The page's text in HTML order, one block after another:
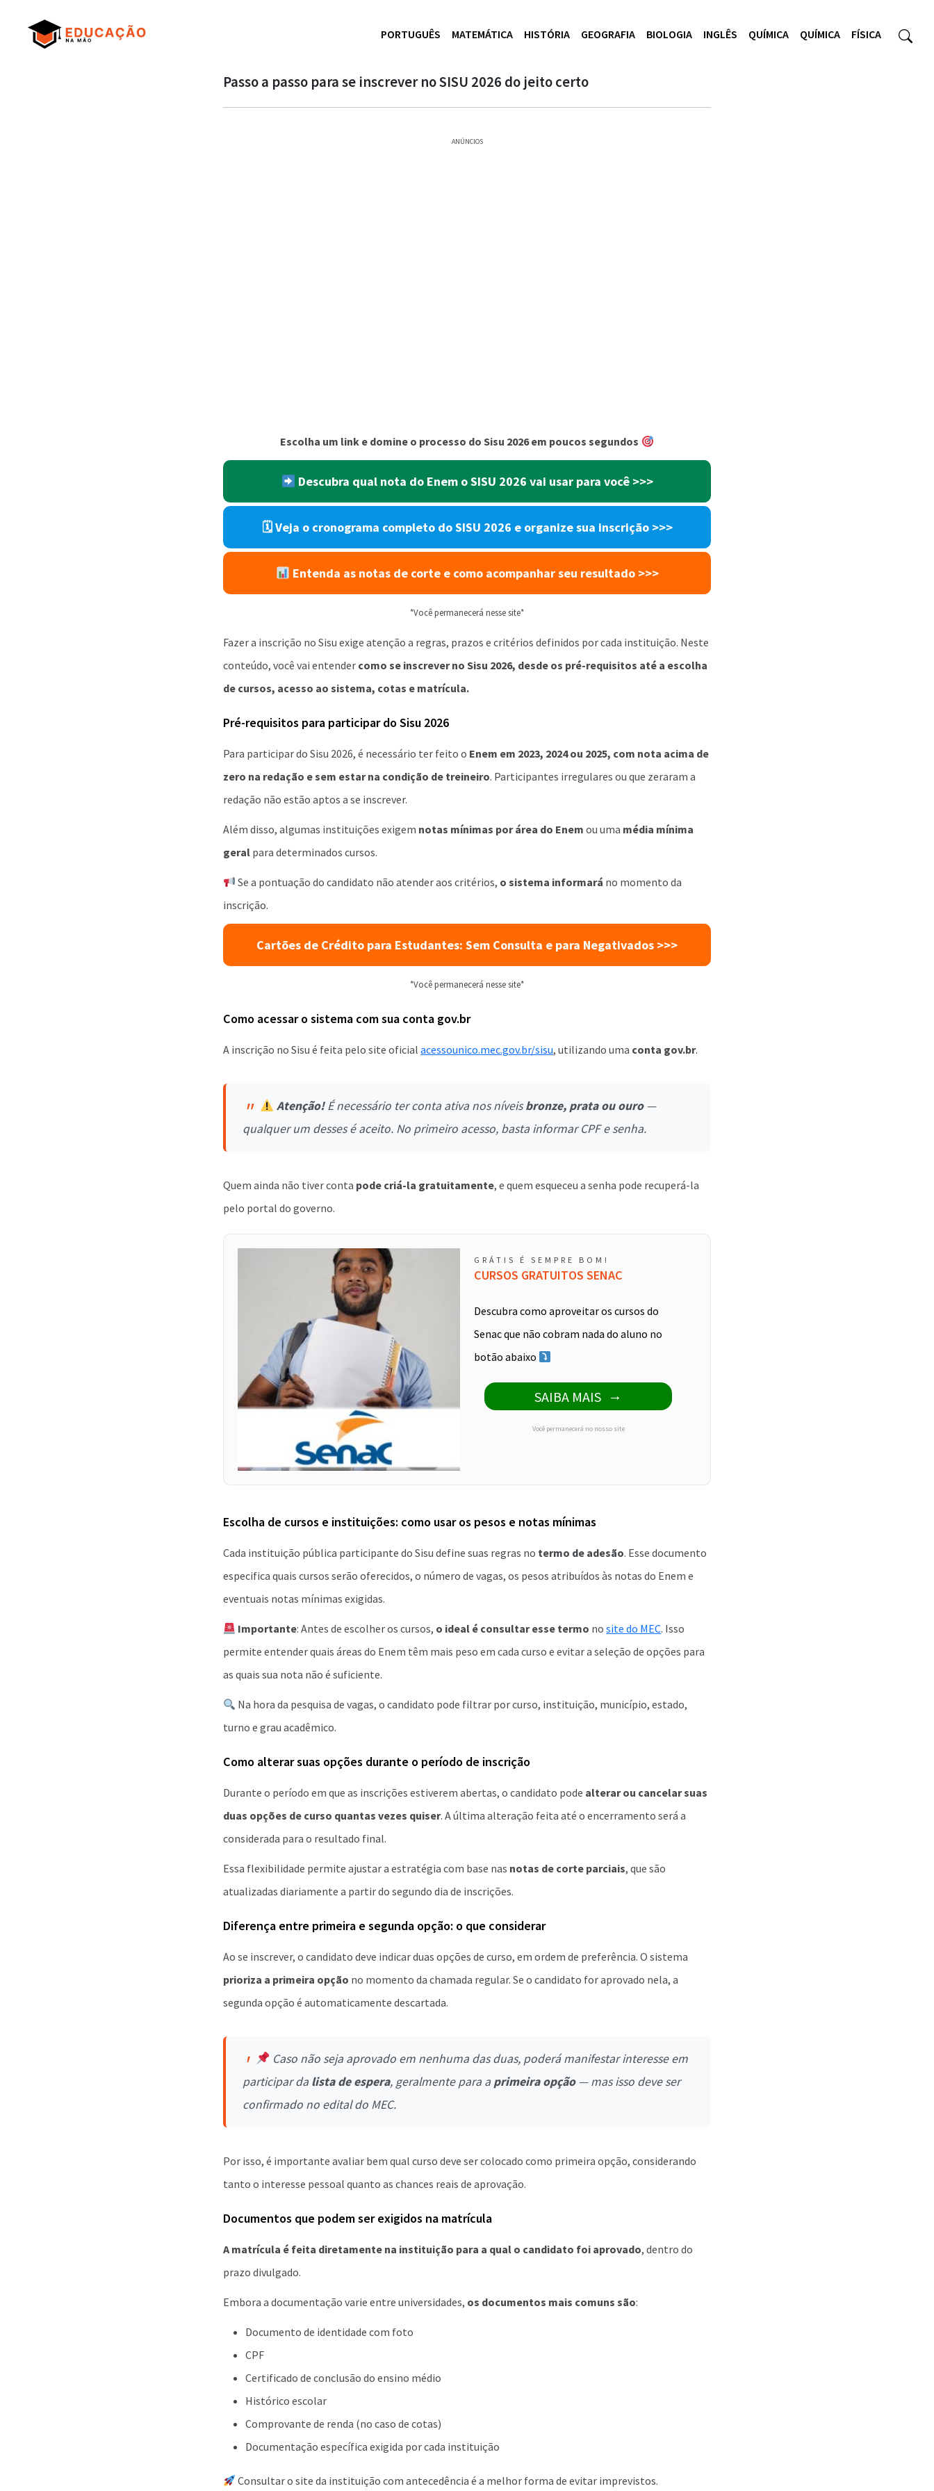
PORTUGUÊS MATEMÁTICA HISTÓRIA GEOGRAFIA BIOLOGIA INGLÊS QUÍMICA QUÍMICA FÍSICA
Passo a passo para se inscrever no SISU 2026 do jeito certo
ANÚNCIOS
Escolha um link e domine o processo do Sisu 2026 em poucos segundos
Descubra qual nota do Enem o SISU 2026 vai usar para você>>>
🗓 Veja o cronograma completo do SISU 2026 e organize sua inscrição>>>
Entenda as notas de corte e como acompanhar seu resultado>>>
*Você permanecerá nesse site*
Fazer a inscrição no Sisu exige atenção a regras, prazos e critérios definidos por cada instituição. Neste
conteúdo, você vai entender como se inscrever no Sisu 2026, desde os pré-requisitos até a escolha
de cursos, acesso ao sistema, cotas e matrícula.
Pré-requisitos para participar do Sisu 2026
Para participar do Sisu 2026, é necessário ter feito o Enem em 2023, 2024 ou 2025, com nota acima de
zero na redação e sem estar na condição de treineiro. Participantes irregulares ou que zeraram a
redação não estão aptos a se inscrever.
Além disso, algumas instituições exigem notas mínimas por área do Enem ou uma média mínima
geral para determinados cursos.
Se a pontuação do candidato não atender aos critérios, o sistema informará no momento da
inscrição.
Cartões de Crédito para Estudantes: Sem Consulta e para Negativados >>>
*Você permanecerá nesse site*
Como acessar o sistema com sua conta gov.br
A inscrição no Sisu é feita pelo site oficial acessounico.mec.gov.br/sisu, utilizando uma conta gov.br.
Atenção!É necessário ter conta ativa nos níveisbronze, prata ou ouro—
qualquer um desses é aceito. No primeiro acesso, basta informar CPF e senha.
Quem ainda não tiver conta pode criá-la gratuitamente, e quem esqueceu a senha pode recuperá-la
pelo portal do governo.
GRÁTIS É SEMPRE BOM!
CURSOS GRATUITOS SENAC
Descubra como aproveitar os cursos do
Senac que não cobram nada do aluno no
botão abaixo
SAIBA MAIS
Você permanecerá no nosso site
Escolha de cursos e instituições: como usar os pesos e notas mínimas
Cada instituição pública participante do Sisu define suas regras no termo de adesão. Esse documento
especifica quais cursos serão oferecidos, o número de vagas, os pesos atribuídos às notas do Enem e
eventuais notas mínimas exigidas.
Importante: Antes de escolher os cursos, o ideal é consultar esse termo nosite do MEC. Isso
permite entender quais áreas do Enem têm mais peso em cada curso e evitar a seleção de opções para
as quais sua nota não é suficiente.
Na hora da pesquisa de vagas, o candidato pode filtrar por curso, instituição, município, estado,
turno e grau acadêmico.
Como alterar suas opções durante o período de inscrição
Durante o período em que as inscrições estiverem abertas, o candidato pode alterar ou cancelar suas
duas opções de curso quantas vezes quiser. A última alteração feita até o encerramento será a
considerada para o resultado final.
Essa flexibilidade permite ajustar a estratégia com base nas notas de corte parciais, que são
atualizadas diariamente a partir do segundo dia de inscrições.
Diferença entre primeira e segunda opção: o que considerar
Ao se inscrever, o candidato deve indicar duas opções de curso, em ordem de preferência. O sistema
prioriza a primeira opção no momento da chamada regular. Se o candidato for aprovado nela, a
segunda opção é automaticamente descartada.
Caso não seja aprovado em nenhuma das duas, poderá manifestar interesse em
participar da lista de espera, geralmente para a primeira opção— mas isso deve ser
confirmado no edital do MEC.
Por isso, é importante avaliar bem qual curso deve ser colocado como primeira opção, considerando
tanto o interesse pessoal quanto as chances reais de aprovação.
Documentos que podem ser exigidos na matrícula
A matrícula é feita diretamente na instituição para a qual o candidato foi aprovado, dentro do
prazo divulgado.
Embora a documentação varie entre universidades, os documentos mais comuns são:
Documento de identidade com foto
CPF
Certificado de conclusão do ensino médio
Histórico escolar
Comprovante de renda (no caso de cotas)
Documentação específica exigida por cada instituição
Consultar o site da instituição com antecedência é a melhor forma de evitar imprevistos.